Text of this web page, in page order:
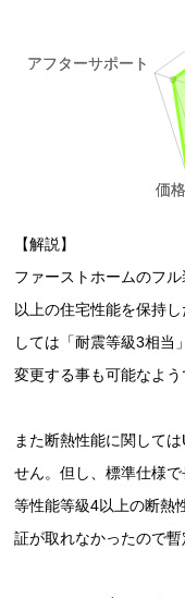
【解説】
ファーストホームのフ
以上の住宅性能を保持
しては「耐震等級3相当
変更する事も可能なよう
また断熱性能に関して
せん。但し、標準仕様
等性能等級4以上の断熱
証が取れなかったので暫